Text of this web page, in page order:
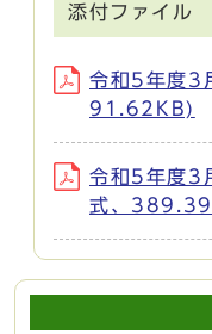
添付ファイル
令和5年度3
91.62KB)
令和5年度3
式、